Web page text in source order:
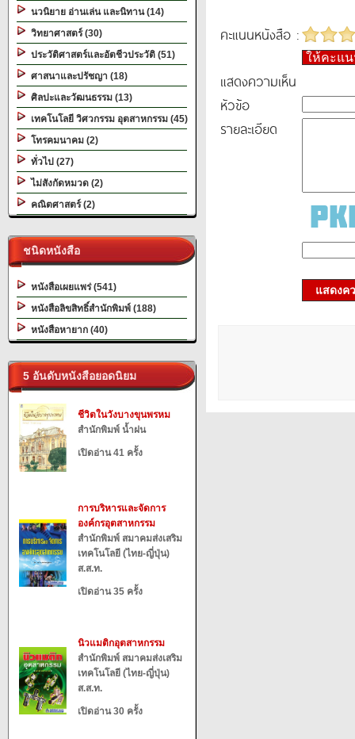
นวนิยาย อ่านเล่น และนิทาน (14)
วิทยาศาสตร์ (30)
ประวัติศาสตร์และอัตชีวประวัติ (51)
ศาสนาและปรัชญา (18)
ศิลปะและวัฒนธรรม (13)
เทคโนโลยี วิศวกรรม อุตสาหกรรม (45)
โทรคมนาคม (2)
ทั่วไป (27)
ไม่สังกัดหมวด (2)
คณิตศาสตร์ (2)
ชนิดหนังสือ
หนังสือเผยแพร่ (541)
หนังสือลิขสิทธิ์สำนักพิมพ์ (188)
หนังสือหายาก (40)
5 อันดับหนังสือยอดนิยม
ชีวิตในวังบางขุนพรหม
สำนักพิมพ์ น้ำฝน
เปิดอ่าน 41 ครั้ง
การบริหารและจัดการ
องค์กรอุตสาหกรรม
สำนักพิมพ์ สมาคมส่งเสริม
เทคโนโลยี (ไทย-ญี่ปุ่น)
ส.ส.ท.
เปิดอ่าน 35 ครั้ง
นิวแมติกอุตสาหกรรม
สำนักพิมพ์ สมาคมส่งเสริม
เทคโนโลยี (ไทย-ญี่ปุ่น)
ส.ส.ท.
เปิดอ่าน 30 ครั้ง
คะแนนหนังสือ :
ให้คะแ
แสดงความเห็น
หัวข้อ
รายละเอียด
แสดงค